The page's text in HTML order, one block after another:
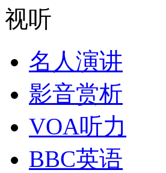
视听
名人演讲
影音赏析
VOA听力
BBC英语